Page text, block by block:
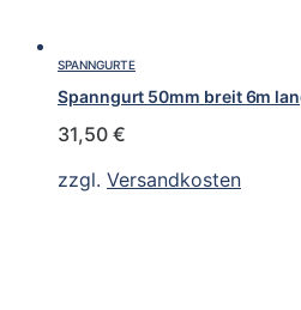
SPANNGURTE
Spanngurt 50mm breit 6m
31,50 €
zzgl. Versandkosten